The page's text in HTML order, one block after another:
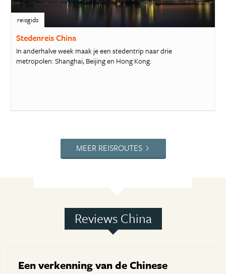
reisgids
Stedenreis China
In anderhalve week maak je een stedentrip naar drie
metropolen: Shanghai, Beijing en Hong Kong.
MEER REISROUTES
Reviews China
Een verkenning van de Chinese